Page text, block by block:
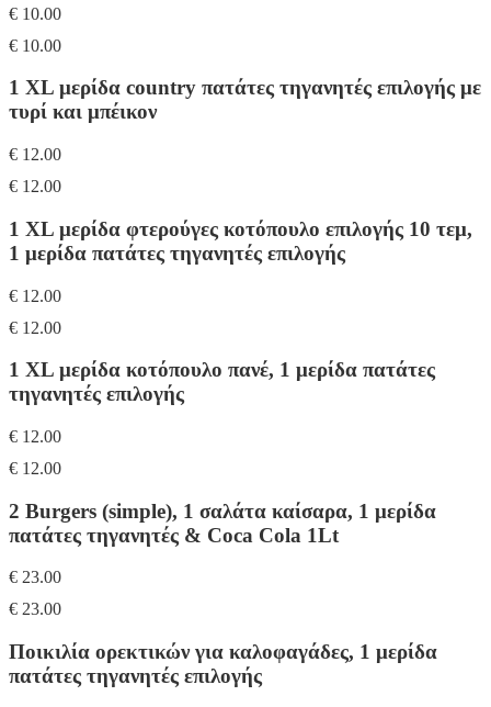
€ 10.00
€ 10.00
1 XL μερίδα country πατάτες τηγανητές επιλογής με
τυρί και μπέικον
€ 12.00
€ 12.00
1 XL μερίδα φτερούγες κοτόπουλο επιλογής 10 τεμ,
1 μερίδα πατάτες τηγανητές επιλογής
€ 12.00
€ 12.00
1 XL μερίδα κοτόπουλο πανέ, 1 μερίδα πατάτες
τηγανητές επιλογής
€ 12.00
€ 12.00
2 Burgers (simple), 1 σαλάτα καίσαρα, 1 μερίδα
πατάτες τηγανητές & Coca Cola 1Lt
€ 23.00
€ 23.00
Ποικιλία ορεκτικών για καλοφαγάδες, 1 μερίδα
πατάτες τηγανητές επιλογής